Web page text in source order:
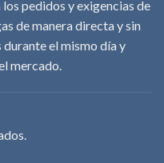
pedidos y exigencias de
de manera directa y sin
el mismo día y
mercado.